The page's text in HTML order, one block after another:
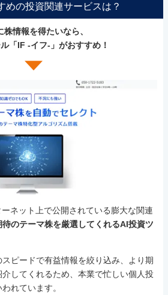
めの投資関連サービスは？
株情報を得たいなら、
「IF -イフ-」がおすすめ！
ネット上で公開されている膨大な関連
待のテーマ株を厳選してくれるAI投資ツ
ピードで有益情報を絞り込み、より期
してくれるため、本業で忙しい個人投
れています。